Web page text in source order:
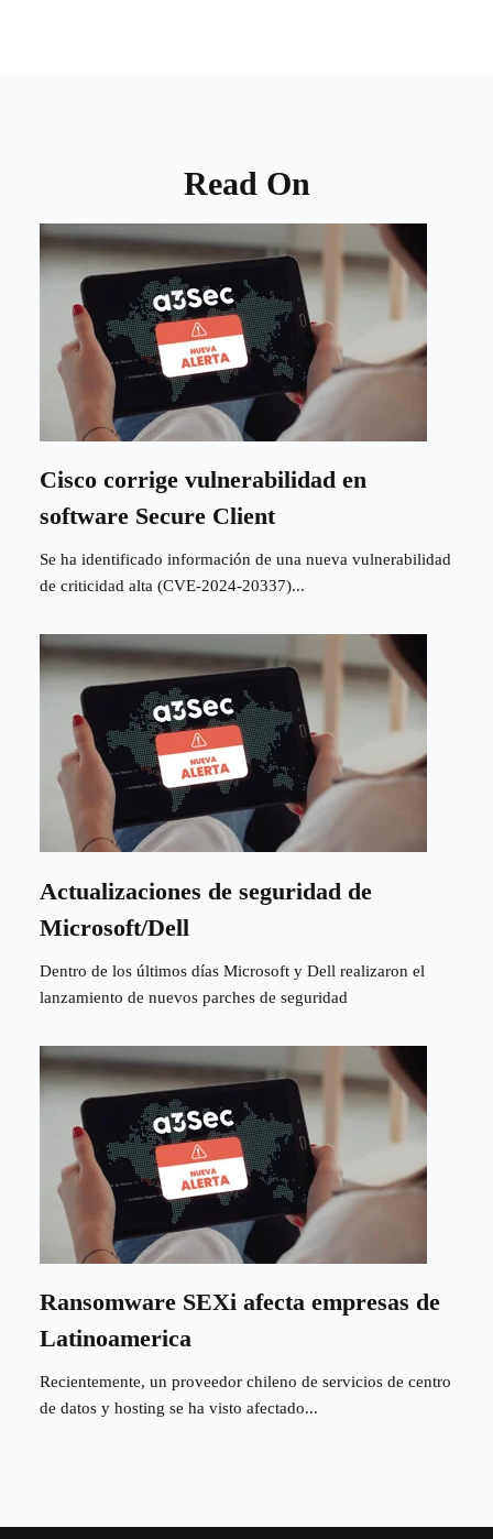
Read On
Cisco corrige vulnerabilidad en
software Secure Client
Se ha identificado información de una nueva vulnerabilidad
de criticidad alta (CVE-2024-20337)...
Actualizaciones de seguridad de
Microsoft/Dell
Dentro de los últimos días Microsoft y Dell realizaron el
lanzamiento de nuevos parches de seguridad
Ransomware SEXi afecta empresas de
Latinoamerica
Recientemente, un proveedor chileno de servicios de centro
de datos y hosting se ha visto afectado...